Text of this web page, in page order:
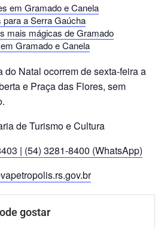
em Gramado e Canela
para a Serra Gaúcha
mais mágicas de Gramado
Gramado e Canela
do Natal ocorrem de sexta-feira a
e Praça das Flores, sem
de Turismo e Cultura
| (54) 3281-8400 (WhatsApp)
gostar